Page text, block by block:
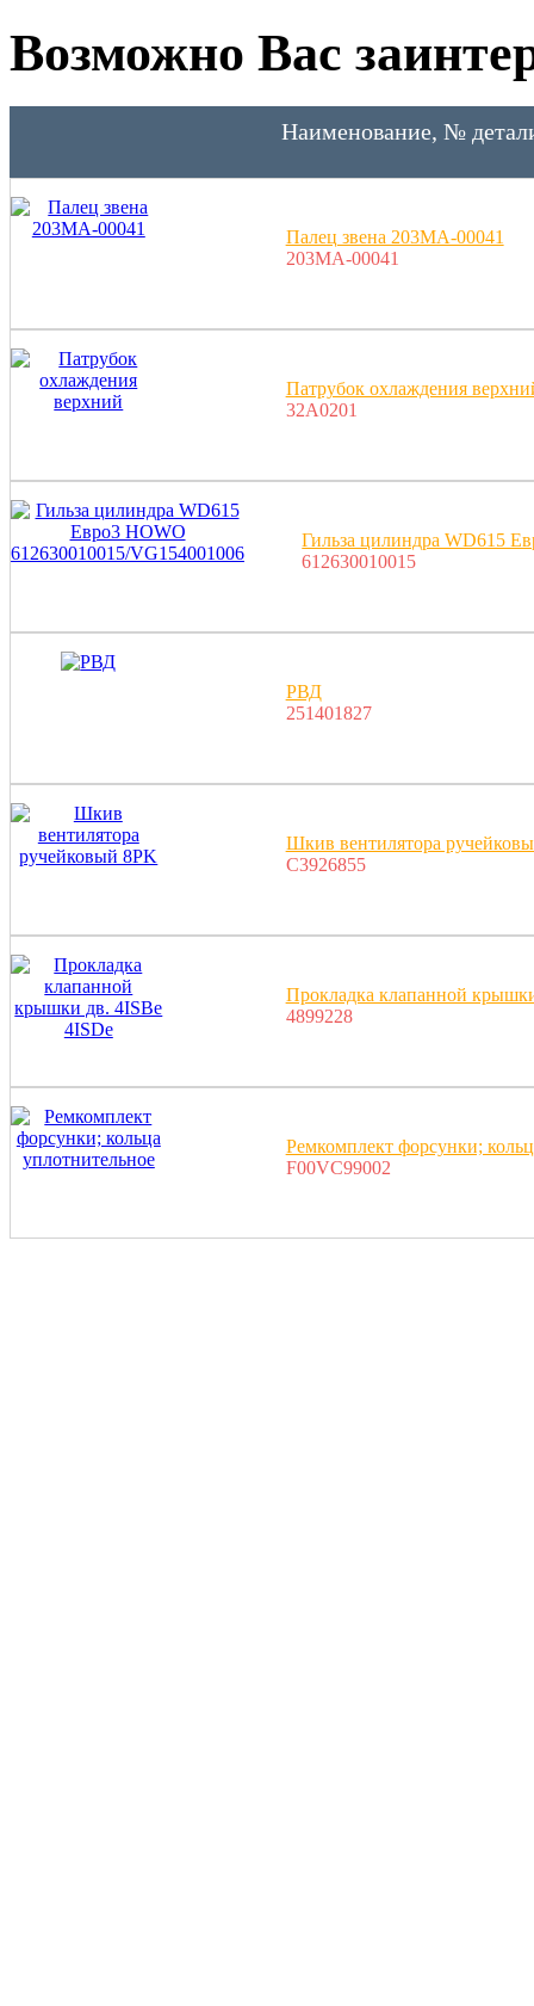
Возможно Вас
Наименование, №
Палец звена 203MA-00041
203MA-00041
Патрубок охлаждения
32A0201
Гильза цилиндра WD615
612630010015
РВД
251401827
Шкив вентилятора
C3926855
Прокладка клапанной
4899228
Ремкомплект форсунки;
F00VC99002